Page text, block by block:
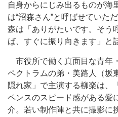
自身からにじみ出るものが海
は“沼森さん”と呼ばせていた
森は「ありがたいです。そう
ば、すぐに振り向きます」と
市役所で働く真面目な青年
ペクトラムの弟・美路人（坂
隠れ家」で主演する柳楽は、
ペンスのスピード感がある愛
介。若い制作陣と共に撮影に